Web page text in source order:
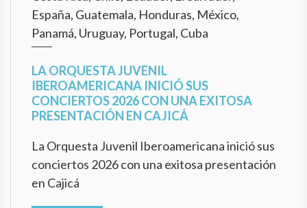
España, Guatemala, Honduras, México,
Panamá, Uruguay, Portugal, Cuba
LA ORQUESTA JUVENIL
IBEROAMERICANA INICIÓ SUS
CONCIERTOS 2026 CON UNA EXITOSA
PRESENTACIÓN EN CAJICÁ
La Orquesta Juvenil Iberoamericana inició sus
conciertos 2026 con una exitosa presentación
en Cajicá